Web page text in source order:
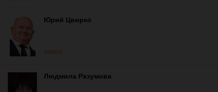
Юрий Цвирко
завхоз
Людмила Разумова